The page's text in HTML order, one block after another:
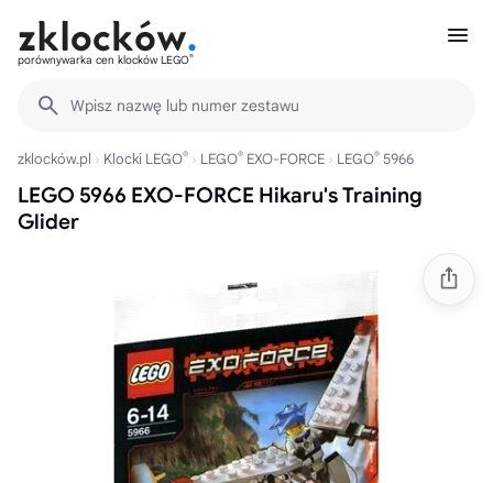
porównywarka cen klocków LEGO®
Wpisz nazwę lub numer zestawu
zklocków.pl Klocki LEGO® LEGO® EXO-FORCE LEGO® 5966
LEGO 5966 EXO-FORCE Hikaru's Training
Glider